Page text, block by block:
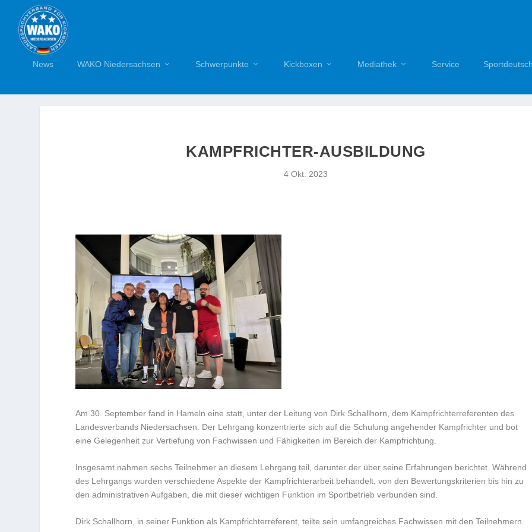
News WAKO Niedersachsen Schwerpunkte Kickboxen Mediathek Service
KAMPFRICHTER-AUSBILDUNG
4 Okt. 2023
Am 30. September fand in Hameln eine statt, unter der Leitung von Dirk Schallhorn, dem Kampfrichterreferenten des
Landesverbands Niedersachsen. Der Lehrgang konzentrierte sich auf die Schulung angehender Kampfrichter und bot
eine Gelegenheit zur Vertiefung von Fachwissen und Fähigkeiten im Bereich der Kampfrichtung.
Insgesamt nahmen sechs Teilnehmer an diesem Lehrgang teil, darunter der über seine Erfahrungen berichtet. Während
des Lehrgangs wurden verschiedene Aspekte der Kampfrichterarbeit behandelt, von den Bewertungskriterien bis hin zu
den administrativen Aufgaben, die mit dieser wichtigen Funktion im Sportbetrieb verbunden sind.
Dirk Schallhorn, in seiner Funktion als Kampfrichterreferent, teilte sein umfangreiches Fachwissen mit den Teilnehmern.